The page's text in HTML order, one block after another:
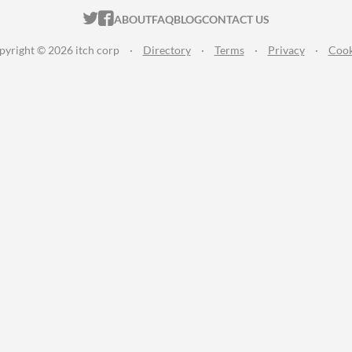
ITCH.IO ON TWITTER
ITCH.IO ON FACEBOOK
ABOUTFAQBLOGCONTACT US
© 2026 itch corp · Directory · Terms · Privacy ·